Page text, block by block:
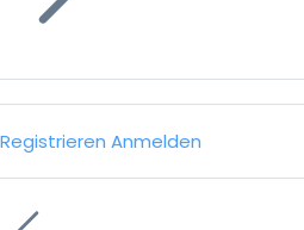
Registrieren Anmelden